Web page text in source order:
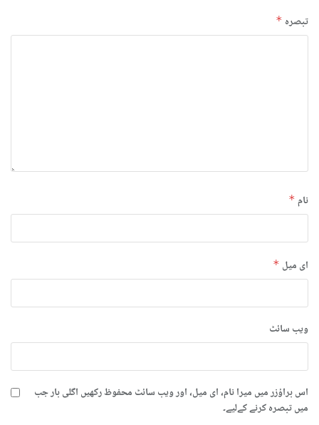
تبصرہ *
نام *
ای میل *
ویب‌ سائٹ
اس براؤزر میں میرا نام، ای میل، اور ویب سائٹ محفوظ رکھیں اگلی بار جب
میں تبصرہ کرنے کےلیے۔